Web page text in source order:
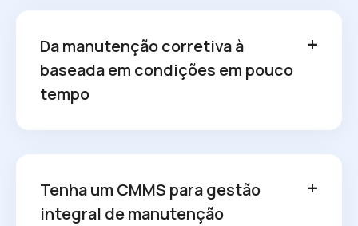
Da manutenção corretiva à
baseada em condições em pouco
tempo
Tenha um CMMS para gestão
integral de manutenção